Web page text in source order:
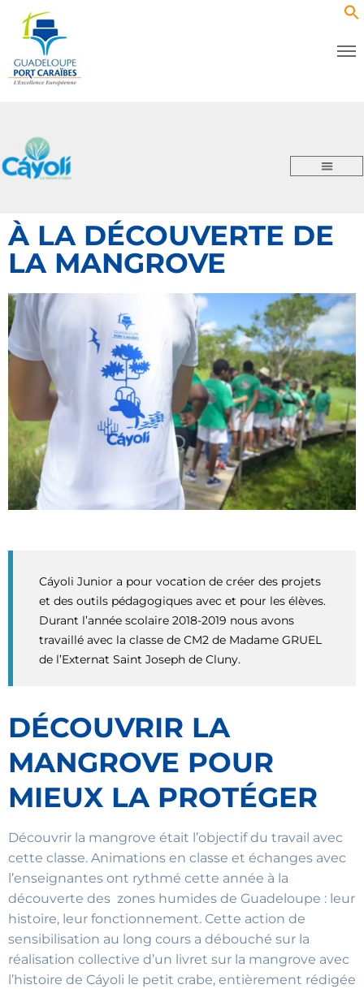
À LA DÉCOUVERTE DE
LA MANGROVE
Cáyoli Junior a pour vocation de créer des projets
et des outils pédagogiques avec et pour les élèves.
Durant l’année scolaire 2018-2019 nous avons
travaillé avec la classe de CM2 de Madame GRUEL
de l’Externat Saint Joseph de Cluny.
DÉCOUVRIR LA
MANGROVE POUR
MIEUX LA PROTÉGER
Découvrir la mangrove était l’objectif du travail avec
cette classe. Animations en classe et échanges avec
l’enseignantes ont rythmé cette année à la
découverte des zones humides de Guadeloupe : leur
histoire, leur fonctionnement. Cette action de
sensibilisation au long cours a débouché sur la
réalisation collective d’un livret sur la mangrove avec
l’histoire de Cáyoli le petit crabe, entièrement rédigée